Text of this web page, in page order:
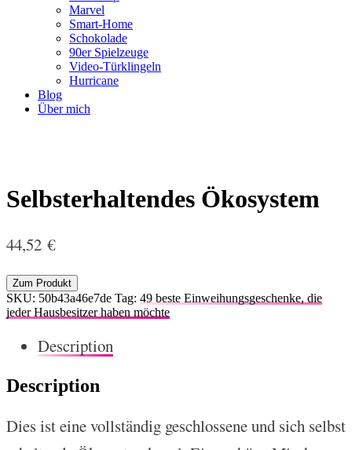
Marvel
Smart-Home
Schokolade
90er Spielzeuge
Video-Türklingeln
Hurricane
Blog
Über mich
Selbsterhaltendes Ökosystem
44,52 €
Zum Produkt
SKU: 50b43a46e7de Tag: 49 beste Einweihungsgeschenke, die
jeder Hausbesitzer haben möchte
Description
Description
Dies ist eine vollständig geschlossene und sich selbst